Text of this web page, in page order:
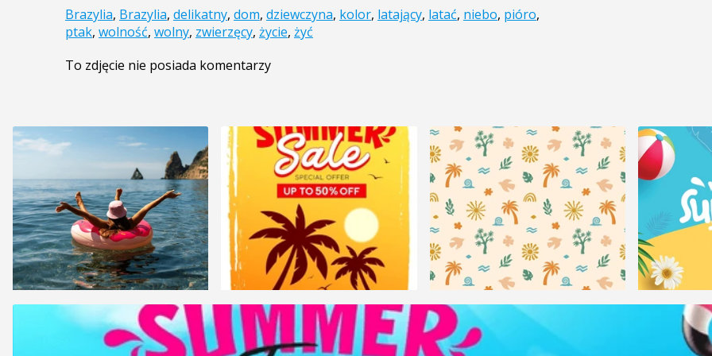
Brazylia, Brazylia, delikatny, dom, dziewczyna, kolor, latający, latać, niebo, pióro,
ptak, wolność, wolny, zwierzęcy, życie, żyć
To zdjęcie nie posiada komentarzy